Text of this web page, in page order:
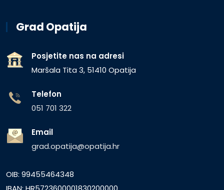
Grad Opatija
Posjetite nas na adresi
Maršala Tita 3, 51410 Opatija
Telefon
051 701 322
Email
grad.opatija@opatija.hr
OIB: 99455464348